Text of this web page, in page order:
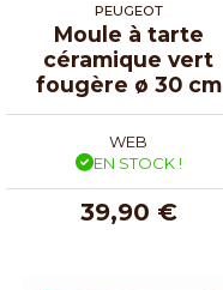
PEUGEOT
Moule à tarte
céramique vert
fougère ø 30 cm
WEB
EN STOCK !
39,90 €